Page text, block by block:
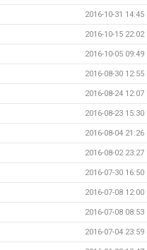
2016-10-31 14:45
2016-10-15 22:02
2016-10-05 09:49
2016-08-30 12:55
2016-08-24 12:07
2016-08-23 15:30
2016-08-04 21:26
2016-08-02 23:27
2016-07-30 16:50
2016-07-08 12:00
2016-07-08 08:53
2016-07-04 23:59